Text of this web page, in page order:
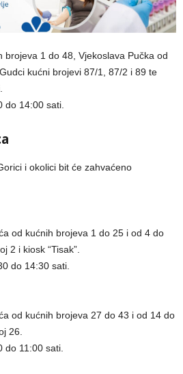
brojeva 1 do 48, Vjekoslava Pučka od
kućni brojevi 87/1, 87/2 i 89 te
do 14:00 sati.
i okolici bit će zahvaćeno
od kućnih brojeva 1 do 25 i od 4 do
2 i kiosk “Tisak”.
do 14:30 sati.
od kućnih brojeva 27 do 43 i od 14 do
26.
do 11:00 sati.